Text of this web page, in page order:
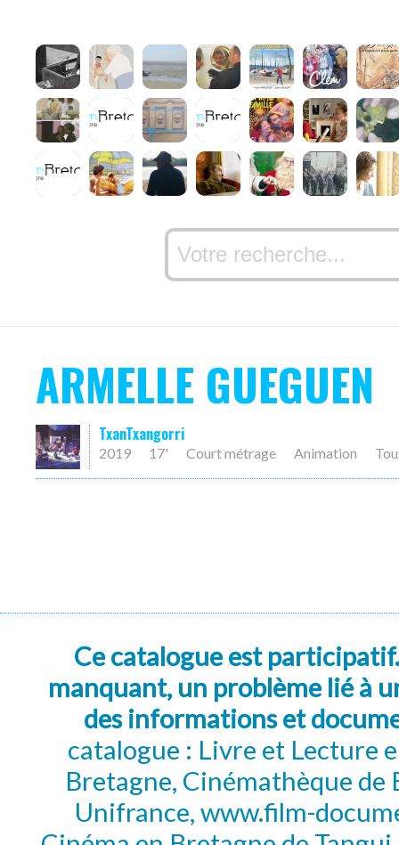
ARMELLE GUEGUEN
TxanTxangorri
2019 17' Court métrage Animation
Ce catalogue est
manquant, un problème lié à
des informations et
catalogue : Livre et Lecture
Bretagne, Cinémathèque de
Unifrance, www.film-